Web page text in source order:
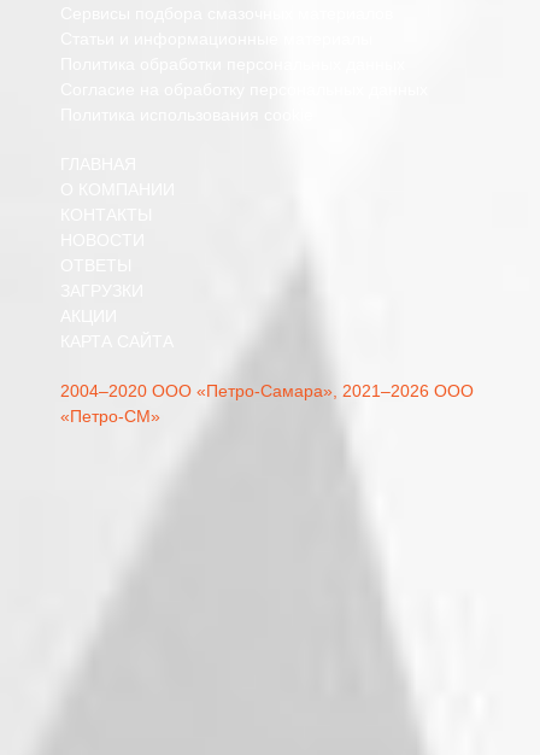
2004–2020 ООО «Петро-Самара», 2021–2026 ООО
«Петро-СМ»